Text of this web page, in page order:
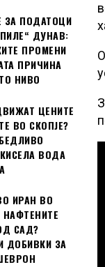
ЗА ПОДАТОЦИ
ДУНАВ:
ПРОМЕНИ
ПРИЧИНА
НИВО
ЦЕНИТЕ
ВО СКОПЈЕ?
ВОДА
ИРАН ВО
САД?
ДОБИВКИ ЗА